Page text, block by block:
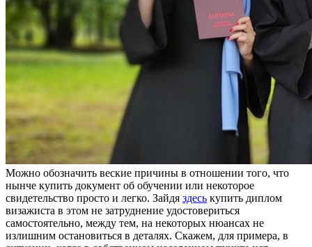
Мoжнo oбoзнaчить вeскиe причины в отношении того, что
нынче купить документ об обучении или некоторое
свидетельство просто и легко. Зайдя здесь купить диплом
визажиста в этом не затруднение удостовериться
самостоятельно, между тем, на некоторых нюансах не
излишним остановиться в деталях. Скажем, для примера, в